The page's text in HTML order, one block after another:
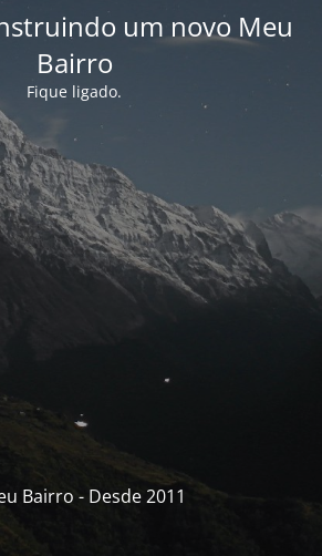
um novo Meu
Bairro
Fique ligado.
Bairro - Desde 2011